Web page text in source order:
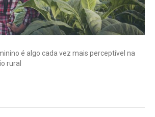
é algo cada vez mais perceptível na
rural